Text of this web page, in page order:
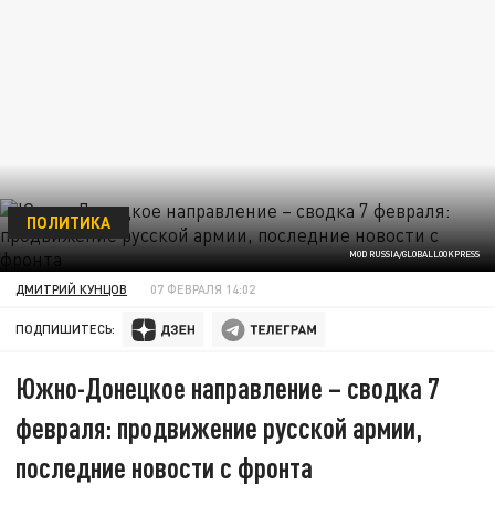
MOD RUSSIA/GLOBALLOOKPRESS
ПОЛИТИКА
ДМИТРИЙ КУНЦОВ 07 ФЕВРАЛЯ 14:02
ПОДПИШИТЕСЬ:
Южно-Донецкое направление – сводка 7
февраля: продвижение русской армии,
последние новости с фронта